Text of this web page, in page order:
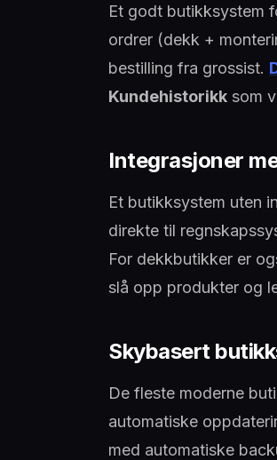
Et godt butikksystem
ordrer (dekk +
bestilling fra grossist.
Kundehistorikk som
Integrasjoner
Et butikksystem uten
direkte til
For dekkbutikker er
slå opp produkter og
Skybasert
De fleste moderne
automatiske
med automatiske